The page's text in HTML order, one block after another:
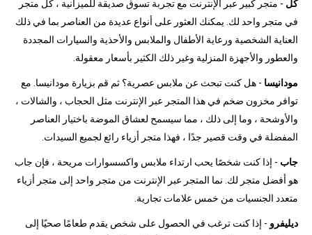
كل - متجر كبير عبر الإنترنت مع تجربة تسوق صديقة للميزانية ، كل متجر
في متجر واحد لك. يمكنك العثور على أنواع عديدة من العناصر بما في ذلك
العناية الشخصية ورعاية الأطفال والملابس والأحذية والسيارات المجددة
والعطور والأجهزة المنزلية وغير ذلك الكثير بأسعار معقولة.
مودانيسا - هل كنت تبحث عن ملابس عصرية؟ ثم قم بزيارة مودانيسا. مع
توافر مخزون ضخم في هذا المتجر عبر الإنترنت مثل الحجاب ، والشالات ،
والأوشحة ، وما إلى ذلك ، مما سيسمح لعشاق الموضة باختيار العناصر
المفضلة في وقت قصير جدًا ، فهذا متجر أزياء رائع لجميع السيدات.
جاب - إذا كنت شخصًا يحب ارتداء ملابس واكسسوارات مريحة ، فإن جاب
هو أفضل متجر لك. نما المتجر عبر الإنترنت من متجر واحد إلى متجر أزياء
متعدد الجنسيات من خمس علامات تجارية.
ديليفرو - إذا كنت ترغب في الحصول على شخص يقدم طعامًا صحيًا إلى